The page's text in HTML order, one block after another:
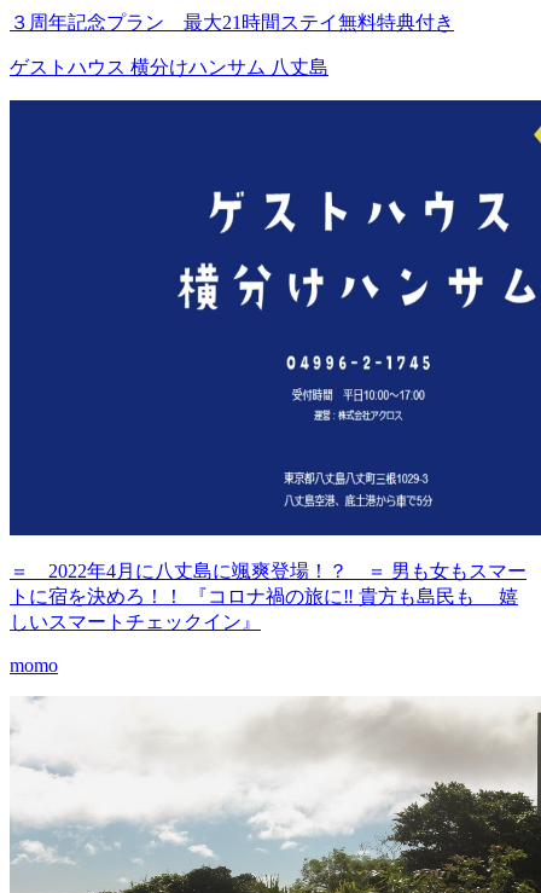
３周年記念プラン 最大21時間ステイ無料特典付き
ゲストハウス 横分けハンサム 八丈島
＝ 2022年4月に八丈島に颯爽登場！？ ＝ 男も女もスマー
トに宿を決めろ！！ 『コロナ禍の旅に‼️ 貴方も島民も 嬉
しいスマートチェックイン』
momo